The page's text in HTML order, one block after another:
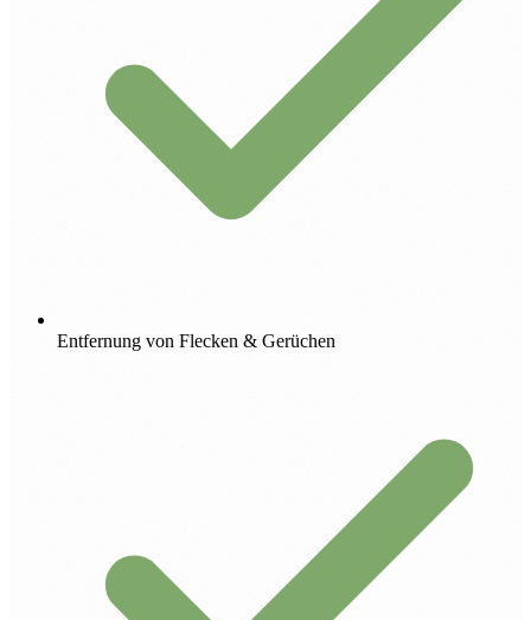
Entfernung von Flecken & Gerüchen